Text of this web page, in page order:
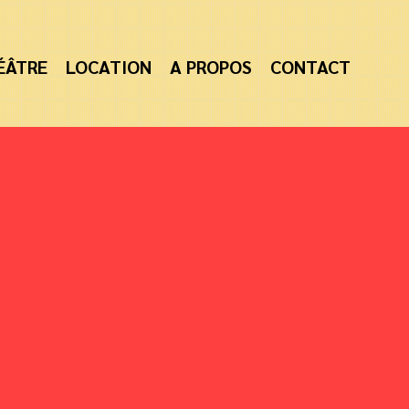
LOCATION A PROPOS CONTACT